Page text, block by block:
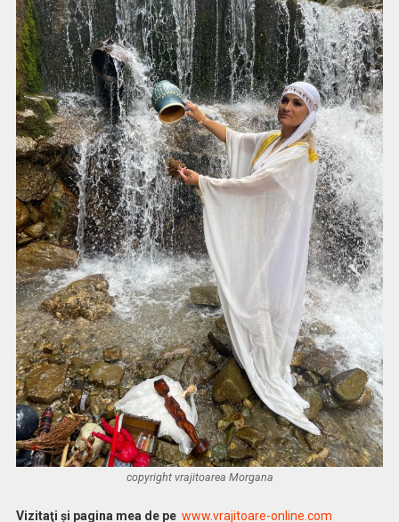
copyright vrajitoarea Morgana
Vizitaţi şi pagina mea de pe www.vrajitoare-online.com